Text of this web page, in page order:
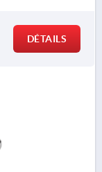
DÉTAILS